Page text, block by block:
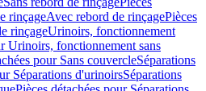
rinçageAvec rebord de rinçagePièces
rinçageUrinoirs, fonctionnement
Urinoirs, fonctionnement sans
pour Sans couvercleSéparations
Séparations d'urinoirsSéparations